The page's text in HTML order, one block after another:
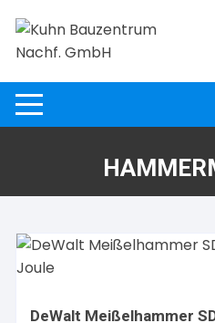
Inhalt
springen
DeWalt Meißelhammer